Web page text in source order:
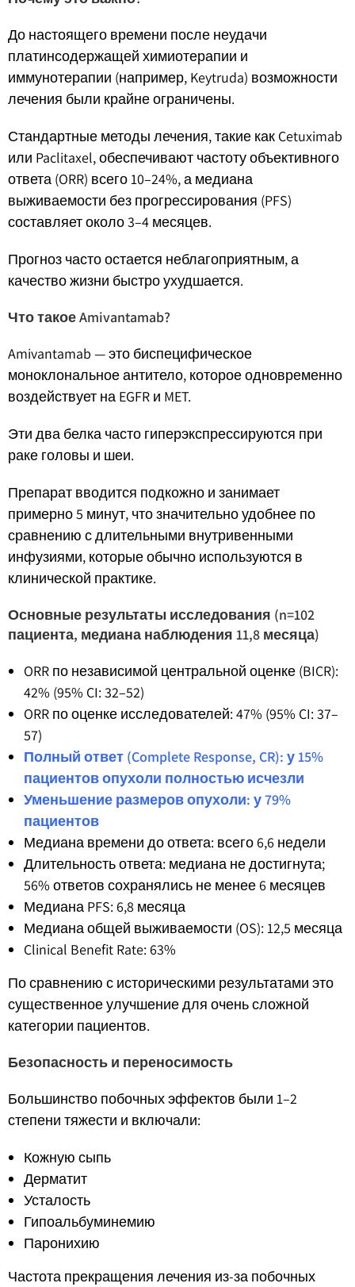
До настоящего времени после неудачи
платинсодержащей химиотерапии и
иммунотерапии (например, Keytruda) возможности
лечения были крайне ограничены.
Стандартные методы лечения, такие как Cetuximab
или Paclitaxel, обеспечивают частоту объективного
ответа (ORR) всего 10–24%, а медиана
выживаемости без прогрессирования (PFS)
составляет около 3–4 месяцев.
Прогноз часто остается неблагоприятным, а
качество жизни быстро ухудшается.
Что такое Amivantamab?
Amivantamab — это биспецифическое
моноклональное антитело, которое одновременно
воздействует на EGFR и MET.
Эти два белка часто гиперэкспрессируются при
раке головы и шеи.
Препарат вводится подкожно и занимает
примерно 5 минут, что значительно удобнее по
сравнению с длительными внутривенными
инфузиями, которые обычно используются в
клинической практике.
Основные результаты исследования (n=102
пациента, медиана наблюдения 11,8 месяца)
ORR по независимой центральной оценке (BICR):
42% (95% CI: 32–52)
ORR по оценке исследователей: 47% (95% CI: 37–
57)
Полный ответ (Complete Response, CR): у 15%
пациентов опухоли полностью исчезли
Уменьшение размеров опухоли: у 79%
пациентов
Медиана времени до ответа: всего 6,6 недели
Длительность ответа: медиана не достигнута;
56% ответов сохранялись не менее 6 месяцев
Медиана PFS: 6,8 месяца
Медиана общей выживаемости (OS): 12,5 месяца
Clinical Benefit Rate: 63%
По сравнению с историческими результатами это
существенное улучшение для очень сложной
категории пациентов.
Безопасность и переносимость
Большинство побочных эффектов были 1–2
степени тяжести и включали:
Кожную сыпь
Дерматит
Усталость
Гипоальбуминемию
Паронихию
Частота прекращения лечения из-за побочных